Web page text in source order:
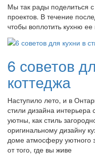
Мы так рады поделиться
проектов. В течение
чтобы воплотить кухню
6 советов
коттеджа
Наступило лето, и в
стили дизайна
уютны, как стиль
оригинальному дизайну
доме атмосферу уютного
от того, где вы живе